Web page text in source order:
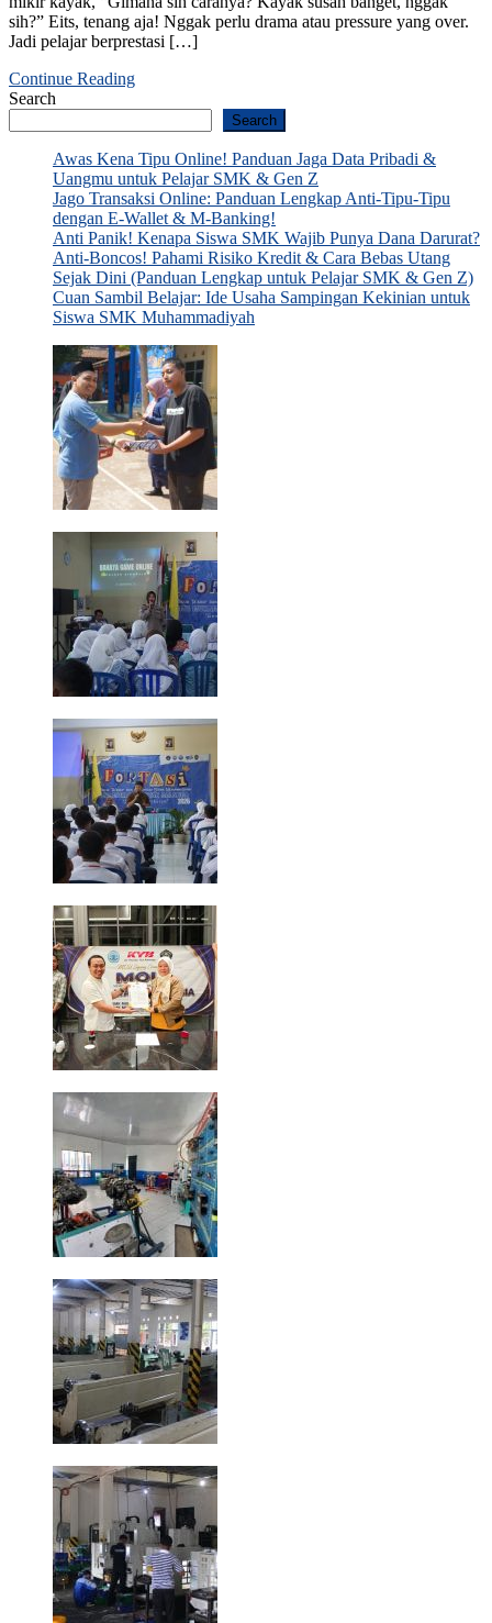
sih?” Eits, tenang aja! Nggak perlu drama atau pressure yang over.
Jadi pelajar berprestasi […]
Continue Reading
Search
Search
Awas Kena Tipu Online! Panduan Jaga Data Pribadi &
Uangmu untuk Pelajar SMK & Gen Z
Jago Transaksi Online: Panduan Lengkap Anti-Tipu-Tipu
dengan E-Wallet & M-Banking!
Anti Panik! Kenapa Siswa SMK Wajib Punya Dana Darurat?
Anti-Boncos! Pahami Risiko Kredit & Cara Bebas Utang
Sejak Dini (Panduan Lengkap untuk Pelajar SMK & Gen Z)
Cuan Sambil Belajar: Ide Usaha Sampingan Kekinian untuk
Siswa SMK Muhammadiyah